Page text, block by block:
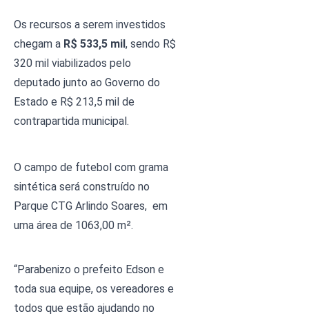
Os recursos a serem investidos
chegam a R$ 533,5 mil, sendo R$
320 mil viabilizados pelo
deputado junto ao Governo do
Estado e R$ 213,5 mil de
contrapartida municipal.
O campo de futebol com grama
sintética será construído no
Parque CTG Arlindo Soares,  em
uma área de 1063,00 m².
“Parabenizo o prefeito Edson e
toda sua equipe, os vereadores e
todos que estão ajudando no